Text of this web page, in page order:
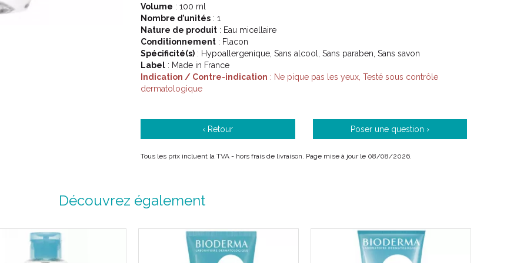
Description :
L’ eau micellaire nettoyante qui respecte la fragilité des peaux sensibles.
Apaise et procure une sensation de fraîcheur immédiate.
Flacon pompe : 1 litre.
le + produit :
Juste dose et traçabilité des actifs.
Des produits haute sécurité et haute tolérance, 100 % adaptés à la peau délicate
des bébés.
Hypoallergénique.
Volume : 100 ml
Nombre d’unités : 1
Nature de produit : Eau micellaire
Conditionnement : Flacon
Spécificité(s) : Hypoallergenique, Sans alcool, Sans paraben, Sans savon
Label : Made in France
Indication / Contre-indication : Ne pique pas les yeux, Testé sous contrôle
dermatologique
‹ Retour Poser une question ›
Tous les prix incluent la TVA - hors frais de livraison. Page mise à jour le 08/08/2026.
Découvrez également